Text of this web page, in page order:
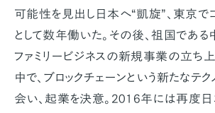
可能性を見出し日本へ“凱旋”、東京で
として数年働いた。その後、祖国である
ファミリービジネスの新規事業の立ち
中で、ブロックチェーンという新たなテ
会い、起業を決意。2016年には再度